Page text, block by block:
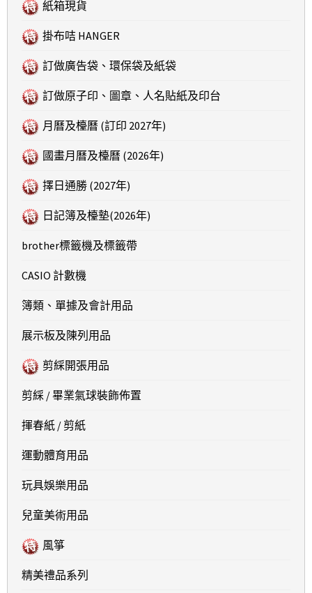
紙箱現貨
掛布咭 HANGER
訂做廣告袋、環保袋及紙袋
訂做原子印、圖章、人名貼紙及印台
月曆及檯曆 (訂印 2027年)
國畫月曆及檯曆 (2026年)
擇日通勝 (2027年)
日記簿及檯墊(2026年)
brother標籤機及標籤帶
CASIO 計數機
簿類、單據及會計用品
展示板及陳列用品
剪綵開張用品
剪綵 / 畢業氣球裝飾佈置
揮春紙 / 剪紙
運動體育用品
玩具娛樂用品
兒童美術用品
風箏
精美禮品系列